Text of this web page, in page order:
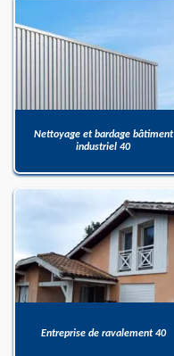
Nettoyage et bardage bâtiment
industriel 40
Entreprise de ravalement 40